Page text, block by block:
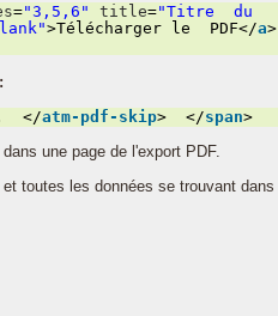
="3,5,6" title="Titre du
>Télécharger le PDF</a>
</atm-pdf-skip> </span>
une page de l'export PDF.
toutes les données se trouvant dans